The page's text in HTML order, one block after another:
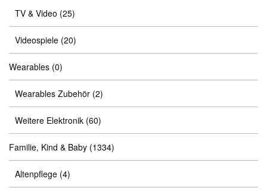
TV & Video (25)
Videospiele (20)
Wearables (0)
Wearables Zubehör (2)
Weitere Elektronik (60)
Familie, Kind & Baby (1334)
Altenpflege (4)